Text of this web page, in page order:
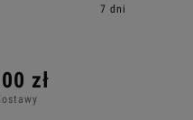
7 dni
płatności
zł